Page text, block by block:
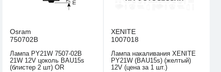
Osram
750702B
Лампа PY21W 7507-02B
21W 12V цоколь BAU15s
(блистер 2 шт) OR
XENITE
1007018
Лампа накаливания XENITE
PY21W (BAU15s) (желтый)
12V (цена за 1 шт.)